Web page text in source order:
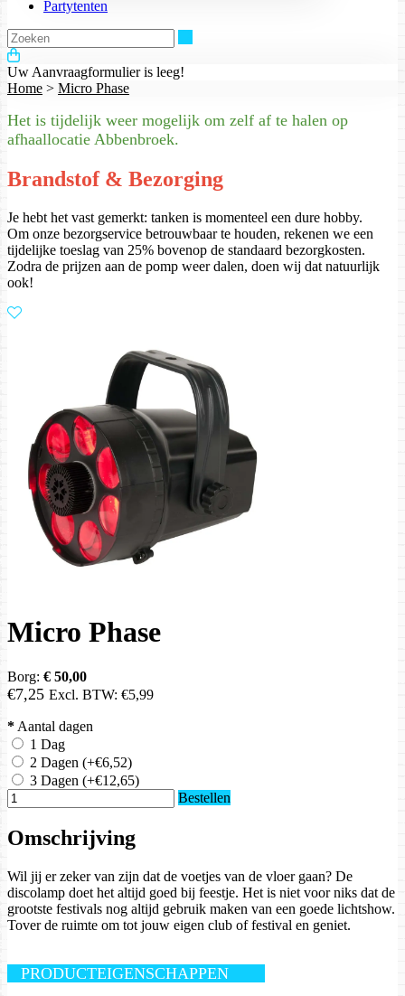
Partytenten
Uw Aanvraagformulier is leeg!
Home > Micro Phase
Het is tijdelijk weer mogelijk om zelf af te halen op
afhaallocatie Abbenbroek.
Brandstof & Bezorging
Je hebt het vast gemerkt: tanken is momenteel een dure hobby.
Om onze bezorgservice betrouwbaar te houden, rekenen we een
tijdelijke toeslag van 25% bovenop de standaard bezorgkosten.
Zodra de prijzen aan de pomp weer dalen, doen wij dat natuurlijk
ook!
Micro Phase
Borg: € 50,00
€7,25 Excl. BTW: €5,99
* Aantal dagen
1 Dag
2 Dagen (+€6,52)
3 Dagen (+€12,65)
Bestellen
Omschrijving
Wil jij er zeker van zijn dat de voetjes van de vloer gaan? De
discolamp doet het altijd goed bij feestje. Het is niet voor niks dat de
grootste festivals nog altijd gebruik maken van een goede lichtshow.
Tover de ruimte om tot jouw eigen club of festival en geniet.
PRODUCTEIGENSCHAPPEN